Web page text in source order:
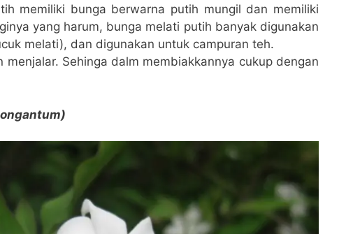
memiliki bunga berwarna putih mungil dan memiliki
yang harum, bunga melati putih banyak digunakan
melati), dan digunakan untuk campuran teh.
Sehinga dalm membiakkannya cukup dengan